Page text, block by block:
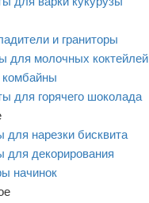
и граниторы
для молочных коктейлей
для горячего шоколада
нарезки бисквита
декорирования
начинок